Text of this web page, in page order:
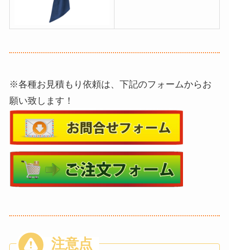
※各種お見積もり依頼は、下記のフォームからお
願い致します！